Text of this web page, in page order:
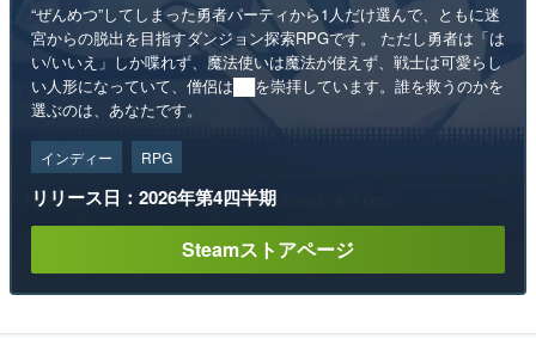
“ぜんめつ”してしまった勇者パーティから1人だけ選んで、ともに迷
宮からの脱出を目指すダンジョン探索RPGです。 ただし勇者は「は
い/いいえ」しか喋れず、魔法使いは魔法が使えず、戦士は可愛らし
い人形になっていて、僧侶は██を崇拝しています。誰を救うのかを
選ぶのは、あなたです。
インディー RPG
リリース日：2026年第4四半期
Steamストアページ